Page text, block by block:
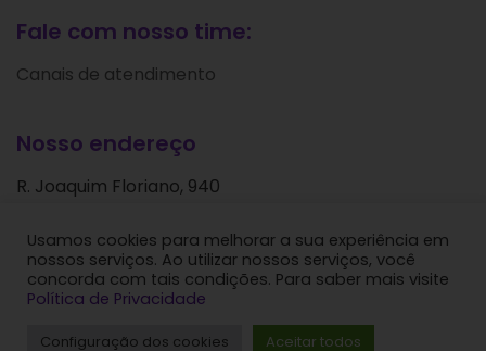
Fale com nosso time:
Canais de atendimento
Nosso endereço
R. Joaquim Floriano, 940
São Paulo - SP
CEP: 04534-004
Levante Ideias de Investimentos © 2024. Todos os
Usamos cookies para melhorar a sua experiência em
nossos serviços. Ao utilizar nossos serviços, você
concorda com tais condições. Para saber mais visite
Política de Privacidade
Configuração dos cookies Aceitar todos